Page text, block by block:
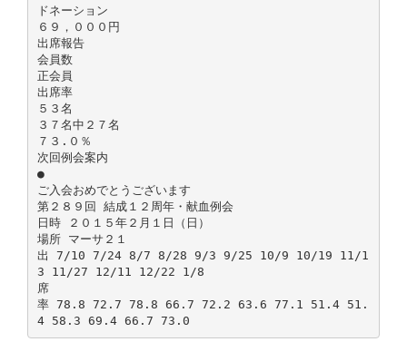
ドネーション
６９，０００円
出席報告
会員数
正会員
出席率
５３名
３７名中２７名
７３.０％
次回例会案内
●
ご入会おめでとうございます
第２８９回 結成１２周年・献血例会
日時 ２０１５年２月１日（日）
場所 マーサ２１
出 7/10 7/24 8/7 8/28 9/3 9/25 10/9 10/19 11/1
3 11/27 12/11 12/22 1/8
席
率 78.8 72.7 78.8 66.7 72.2 63.6 77.1 51.4 51.